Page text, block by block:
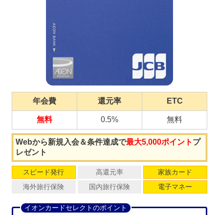
年会費 還元率 ETC
無料 0.5% 無料
Webから新規入会＆条件達成で最大5,000ポイント プ
レゼント
スピード発行 高還元率
家族カード
海外旅行保険
国内旅行保険 電子マネー
イオンカードセレクトのポイント